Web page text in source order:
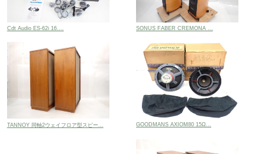
Cdt Audio ES-62i 16.... SONUS FABER CREMONA ...
TANNOY 同軸2ウェイフロア型スピー... GOODMANS AXIOM80 15Ω...